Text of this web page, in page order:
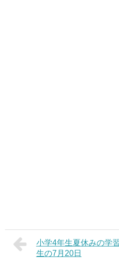
小学4年生夏休みの学
生の7月20日